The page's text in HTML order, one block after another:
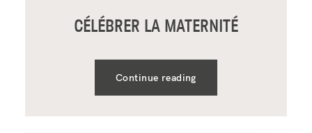
CÉLÉBRER LA MATERNITÉ
Continue reading